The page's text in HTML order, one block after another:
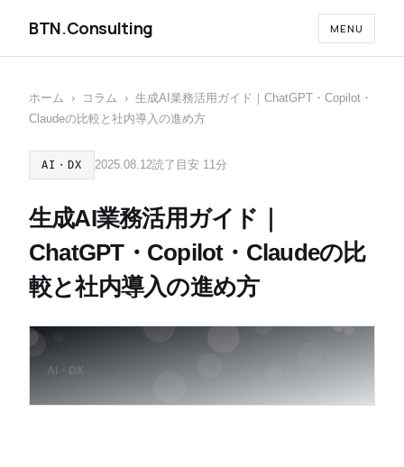
BTN.Consulting MENU
ホーム › コラム › 生成AI業務活用ガイド｜ChatGPT・Copilot・
Claudeの比較と社内導入の進め方
AI・DX 2025.08.12読了目安 11分
生成AI業務活用ガイド｜
ChatGPT・Copilot・Claudeの比
較と社内導入の進め方
AI・DX